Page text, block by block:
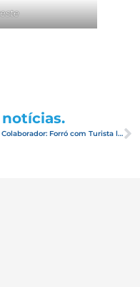
Sócio Colaborador: Forró com Turista lança nova logomarca e programação de julho